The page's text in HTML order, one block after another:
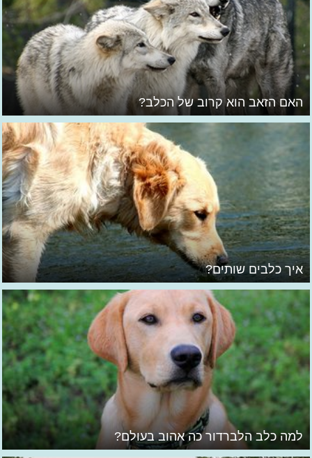
האם הזאב הוא קרוב של הכלב?
איך כלבים שותים?
למה כלב הלברדור כה אהוב בעולם?